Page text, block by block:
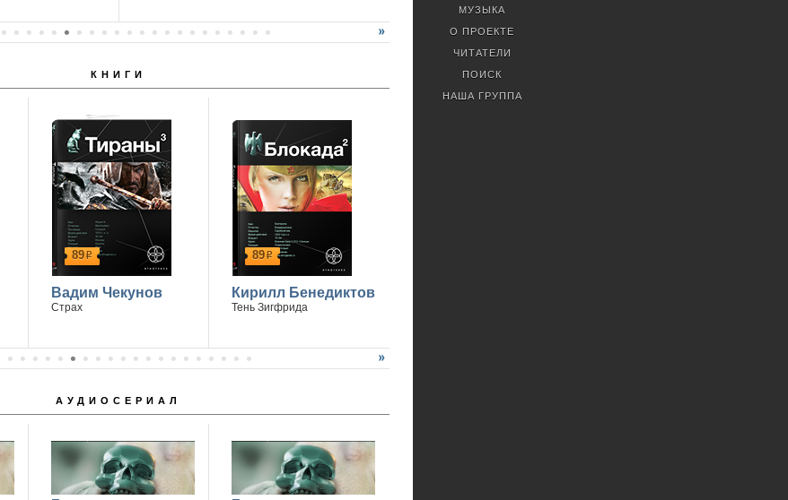
КНИГИ
89р
Вадим Чекунов
Страх
89р
Кирилл Бенедиктов
Тень Зигфрида
АУДИОСЕРИАЛ
МУЗЫКА
О ПРОЕКТЕ
ЧИТАТЕЛИ
ПОИСК
НАША ГРУППА